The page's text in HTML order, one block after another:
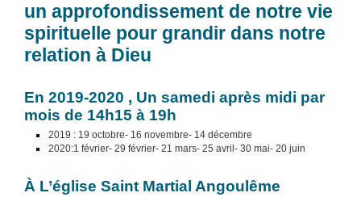
un approfondissement de notre vie
spirituelle pour grandir dans notre
relation à Dieu
En 2019-2020 , Un samedi après midi par
mois de 14h15 à 19h
2019 : 19 octobre- 16 novembre- 14 décembre
2020:1 février- 29 février- 21 mars- 25 avril- 30 mai- 20 juin
À L’église Saint Martial Angoulême